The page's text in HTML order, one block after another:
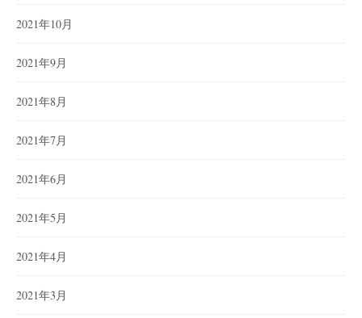
2021年10月
2021年9月
2021年8月
2021年7月
2021年6月
2021年5月
2021年4月
2021年3月